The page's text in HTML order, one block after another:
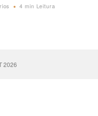
4 min Leitura
2026